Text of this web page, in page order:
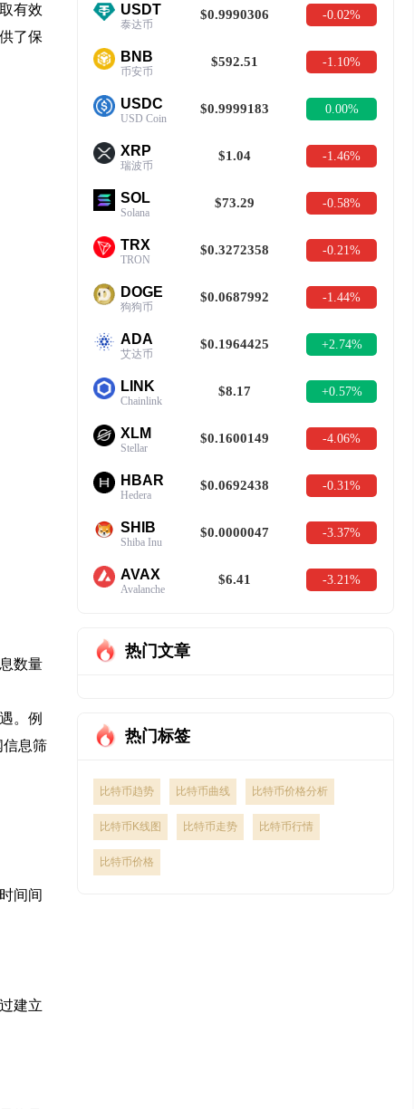
有效
了保
数量
。例
信息筛
间间
建立
USDT
泰达币
$0.9990306 -0.02%
BNB
币安币
$592.51 -1.10%
USDC
USD Coin
$0.9999183 0.00%
XRP
瑞波币
$1.04 -1.46%
SOL
Solana
$73.29 -0.58%
TRX
TRON
$0.3272358 -0.21%
DOGE
狗狗币
$0.0687992 -1.44%
ADA
艾达币
$0.1964425 +2.74%
LINK
Chainlink
$8.17 +0.57%
XLM
Stellar
$0.1600149 -4.06%
HBAR
Hedera
$0.0692438 -0.31%
SHIB
Shiba Inu
$0.0000047 -3.37%
AVAX
Avalanche
$6.41 -3.21%
热门文章
热门标签
比特币趋势 比特币曲线 比特币价格分析
比特币K线图 比特币走势 比特币行情
比特币价格